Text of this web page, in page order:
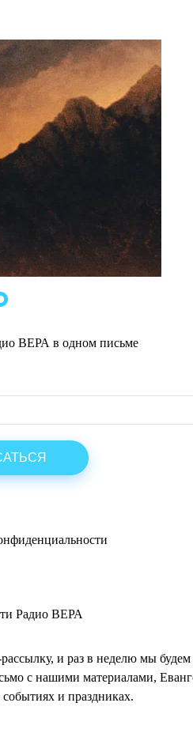
ВЕРА в одном письме
Радио ВЕРА
и раз в неделю мы будем
с нашими материалами,
и праздниках.